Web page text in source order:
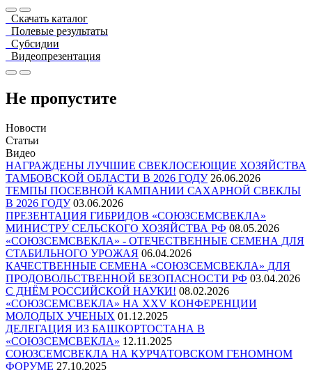
Скачать каталог
Полевые результаты
Субсидии
Видеопрезентация
Не пропустите
Новости
Статьи
Видео
НАГРАЖДЕНЫ ЛУЧШИЕ СВЕКЛОСЕЮЩИЕ ХОЗЯЙСТВА
ТАМБОВСКОЙ ОБЛАСТИ В 2026 ГОДУ 26.06.2026
ТЕМПЫ ПОСЕВНОЙ КАМПАНИИ САХАРНОЙ СВЕКЛЫ
В 2026 ГОДУ 03.06.2026
ПРЕЗЕНТАЦИЯ ГИБРИДОВ «СОЮЗСЕМСВЕКЛА»
МИНИСТРУ СЕЛЬСКОГО ХОЗЯЙСТВА РФ 08.05.2026
«СОЮЗСЕМСВЕКЛА» - ОТЕЧЕСТВЕННЫЕ СЕМЕНА ДЛЯ
СТАБИЛЬНОГО УРОЖАЯ 06.04.2026
КАЧЕСТВЕННЫЕ СЕМЕНА «СОЮЗСЕМСВЕКЛА» ДЛЯ
ПРОДОВОЛЬСТВЕННОЙ БЕЗОПАСНОСТИ РФ 03.04.2026
С ДНЁМ РОССИЙСКОЙ НАУКИ! 08.02.2026
«СОЮЗСЕМСВЕКЛА» НА XXV КОНФЕРЕНЦИИ
МОЛОДЫХ УЧЕНЫХ 01.12.2025
ДЕЛЕГАЦИЯ ИЗ БАШКОРТОСТАНА В
«СОЮЗСЕМСВЕКЛА» 12.11.2025
СОЮЗСЕМСВЕКЛА НА КУРЧАТОВСКОМ ГЕНОМНОМ
ФОРУМЕ 27.10.2025